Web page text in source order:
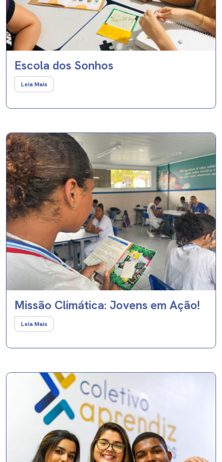
Escola dos Sonhos
Leia Mais
Missão Climática: Jovens em Ação!
Leia Mais